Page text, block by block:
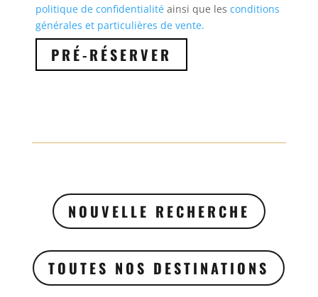
politique de confidentialitéainsi que les conditions
générales et particulières de vente.
NOUVELLE RECHERCHE
TOUTES NOS DESTINATIONS